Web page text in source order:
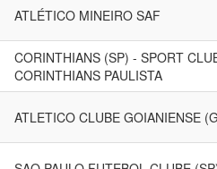
ATLÉTICO MINEIRO SAF
CORINTHIANS (SP) - SPORT
CORINTHIANS PAULISTA
ATLETICO CLUBE GOIANIENSE